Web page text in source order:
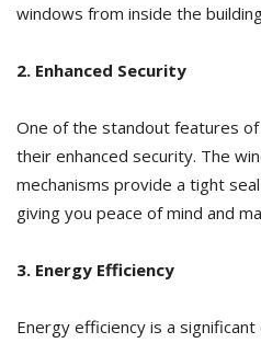
windows from inside the
2. Enhanced Security
One of the standout features
their enhanced security. The
mechanisms provide a tight
giving you peace of mind and
3. Energy Efficiency
Energy efficiency is a